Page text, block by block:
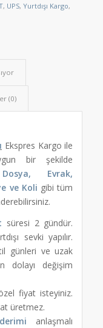
, UPS, Yurtdışı Kargo,
(0)
Ekspres Kargo ile
bir şekilde
Evrak,
ve Koli gibi tüm
süresi 2 gündür.
sevki yapılır.
günleri ve uzak
dolayı değişim
fiyat isteyiniz.
üretmez.
anlaşmalı